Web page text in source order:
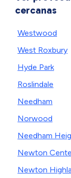
cercanas
Westwood
West Roxbury
Hyde Park
Roslindale
Needham
Norwood
Needham
Newton
Newton